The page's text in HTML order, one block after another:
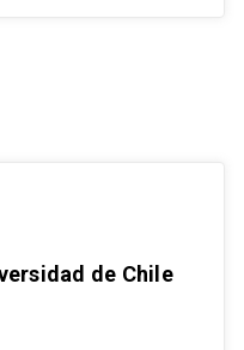
de Chile